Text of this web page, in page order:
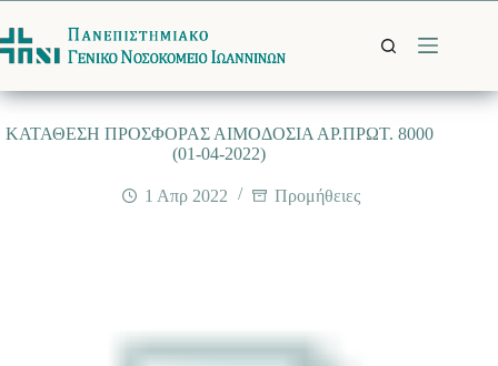
στο
περιεχόμενο
ΚΑΤΑΘΕΣΗ ΠΡΟΣΦΟΡΑΣ ΑΙΜΟΔΟΣΙΑ ΑΡ.ΠΡΩΤ. 8000
(01-04-2022)
1 Απρ 2022 Προμήθειες